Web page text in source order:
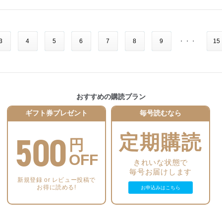
＜著者に聞く＞
『陰謀論と排外主義 分断社会を読み解く７つの視点』 共著者の
（オーテス・ケ ーリ、角川新書）
植草 一秀 自民と立民の解党
松崎 哲久 戦後レジームが終わるのか？
高山 住男 千代田区神田警察通り控訴審で住民が陳述
中村 友哉 72歳で総理になった石橋湛山
池口 恵観 迷走する自民党政治を立て直す法！
西村 眞悟 日本の國體を追求した井上毅
三浦小太郎 ギロチンに散ったジロンド派の女王
小川 寛大 菊池尽忠⑤
久世 香澄 歯周病と睡眠障害（その２）
奥山 篤信 『ローズ家 崖っぷちの夫婦』（アメリカ映画、２０
２５年）
&#35349;るに暇あらんや
＜警察・検察の暴走を許すな＞
岩田温×山崎行太郎 今こそ「江藤淳」を読み返す⑤
宮崎 正弘 豊臣兄弟と家康
安部 桂司 徳田球一と田中清玄
【連載】
＜政治・経済・社会＞
倉重 篤郎 保守リベラルの原点に立ち戻れ
植草 一秀 財源論のミステリー
菅野 完 国民民主党凋落の正体
4 5 6 7 8 9 ・・・ 15
おすすめの購読プラン
ギフト券プレゼント
500 円
OFF
新規登録 or レビュー投稿で
お得に読める!
毎号読むなら
定期購読
きれいな状態で
毎号お届けします
お申込みはこちら